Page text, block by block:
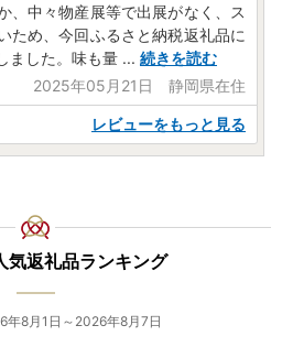
、中々物産展等で出展がなく、ス
ため、今回ふるさと納税返礼品に
ました。味も量 ... 続きを読む
2025年05月21日 静岡県在住
レビューをもっと見る
気返礼品ランキング
年8月1日～2026年8月7日